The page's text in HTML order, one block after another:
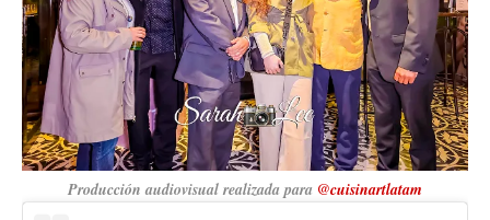
Producción audiovisual realizada para @cuisinartlatam